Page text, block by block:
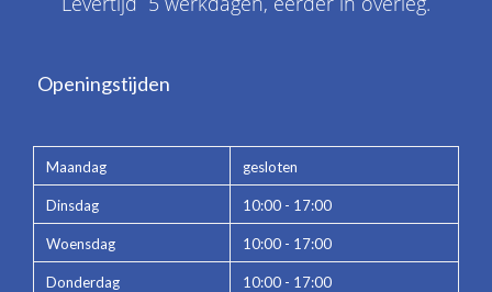
Openingstijden
Maandag gesloten
Dinsdag 10:00 - 17:00
Woensdag 10:00 - 17:00
Donderdag 10:00 - 17:00